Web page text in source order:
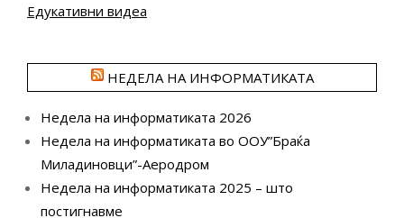
Едукативни видеа
НЕДЕЛА НА ИНФОРМАТИКАТА
Недела на информатиката 2026
Недела на информатиката во ООУ”Браќа
Миладиновци”-Аеродром
Недела на информатиката 2025 – што
постигнавме